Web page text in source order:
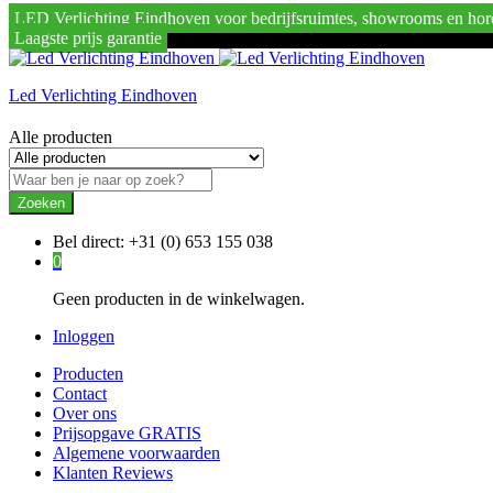
LED Verlichting Eindhoven voor bedrijfsruimtes, showrooms en
Laagste prijs garantie
Led Verlichting Eindhoven
Alle producten
Zoeken
Bel direct: +31 (0) 653 155 038
0
Geen producten in de winkelwagen.
Inloggen
Producten
Contact
Over ons
Prijsopgave GRATIS
Algemene voorwaarden
Klanten Reviews